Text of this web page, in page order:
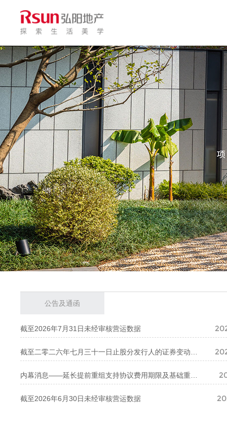
公告及通函
截至2026年7月31日未经审核营运数据
截至2026年6月30日未经审核营运数据